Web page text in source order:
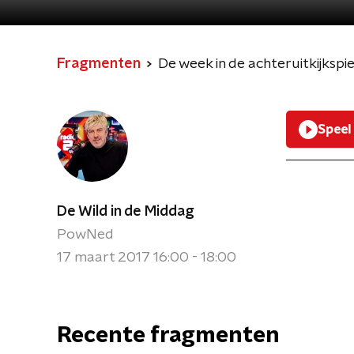
Fragmenten De week in de
De Wild in de Middag
PowNed
17 maart 2017 16:00 - 18:00
Recente fragmenten